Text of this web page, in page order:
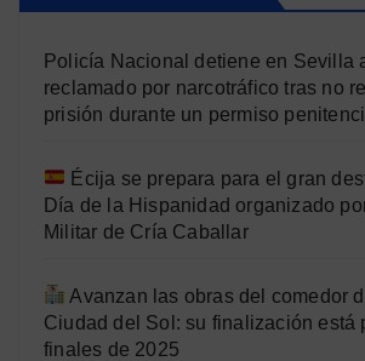
Policía Nacional detiene en Sevilla
reclamado por narcotráfico tras no
prisión durante un permiso
Écija se prepara para el gran
Día de la Hispanidad organizado
Militar de Cría Caballar
Avanzan las obras del comedor
Ciudad del Sol: su finalización está
finales de 2025